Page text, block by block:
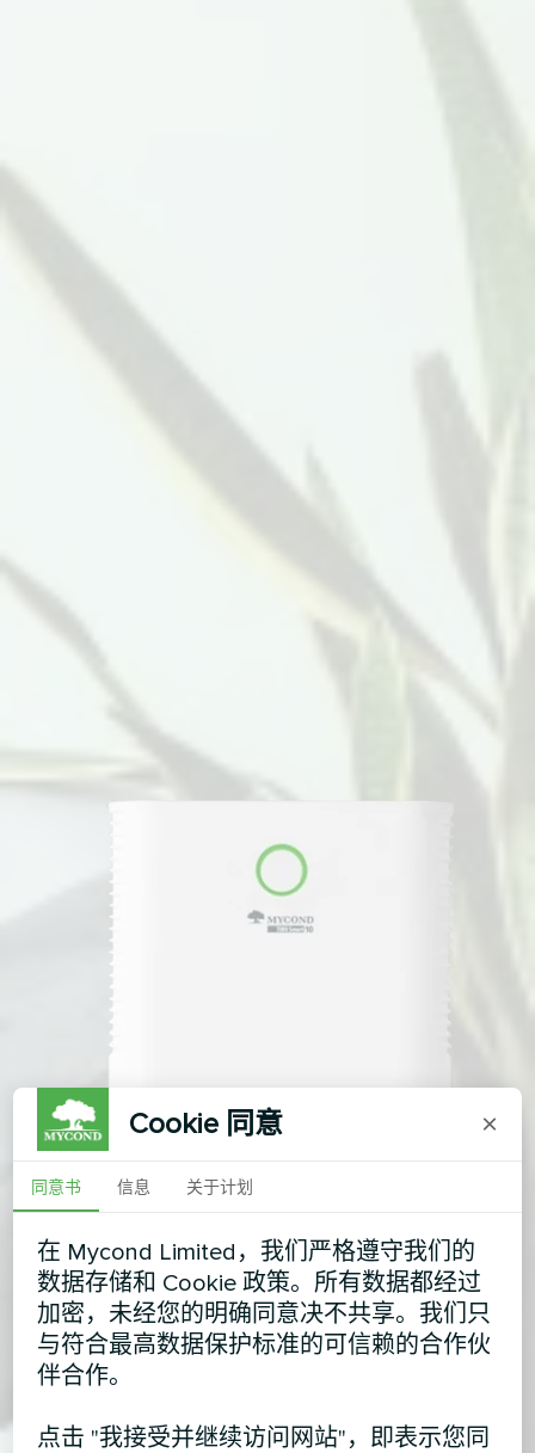
Cookie 同意 ×
同意书 信息 关于计划
在 Mycond Limited，我们严格遵守我们的
数据存储和 Cookie 政策。所有数据都经过
加密，未经您的明确同意决不共享。我们只
与符合最高数据保护标准的可信赖的合作伙
伴合作。
点击 "我接受并继续访问网站"，即表示您同